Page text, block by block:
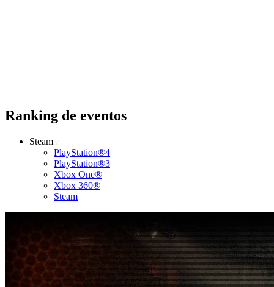
Ranking de eventos
Steam
PlayStation®4
PlayStation®3
Xbox One®
Xbox 360®
Steam